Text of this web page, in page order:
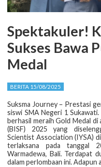
Spektakuler!
Sukses Bawa
Medal
BERITA 15/08/2025
Suksma Journey – Prestasi
siswi SMA Negeri 1
berhasil meraih Gold Medal
(BISF) 2025 yang
Scientist Association (IYSA)
terlaksana pada tanggal
Warmadewa, Bali. Terdapat
dalam perlombaan ini.